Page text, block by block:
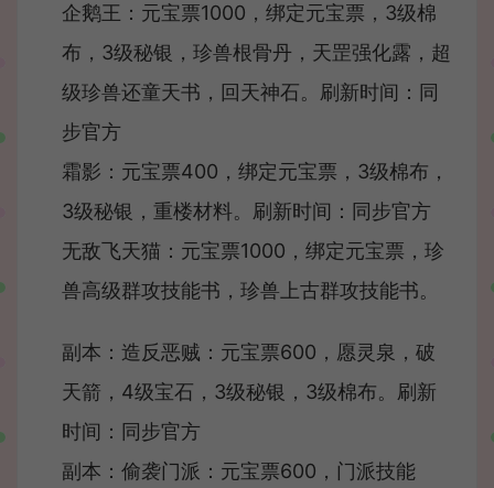
企鹅王：元宝票1000，绑定元宝票，3级棉
布，3级秘银，珍兽根骨丹，天罡强化露，超
级珍兽还童天书，回天神石。刷新时间：同
步官方
霜影：元宝票400，绑定元宝票，3级棉布，
3级秘银，重楼材料。刷新时间：同步官方
无敌飞天猫：元宝票1000，绑定元宝票，珍
兽高级群攻技能书，珍兽上古群攻技能书。
副本：造反恶贼：元宝票600，愿灵泉，破
天箭，4级宝石，3级秘银，3级棉布。刷新
时间：同步官方
副本：偷袭门派：元宝票600，门派技能